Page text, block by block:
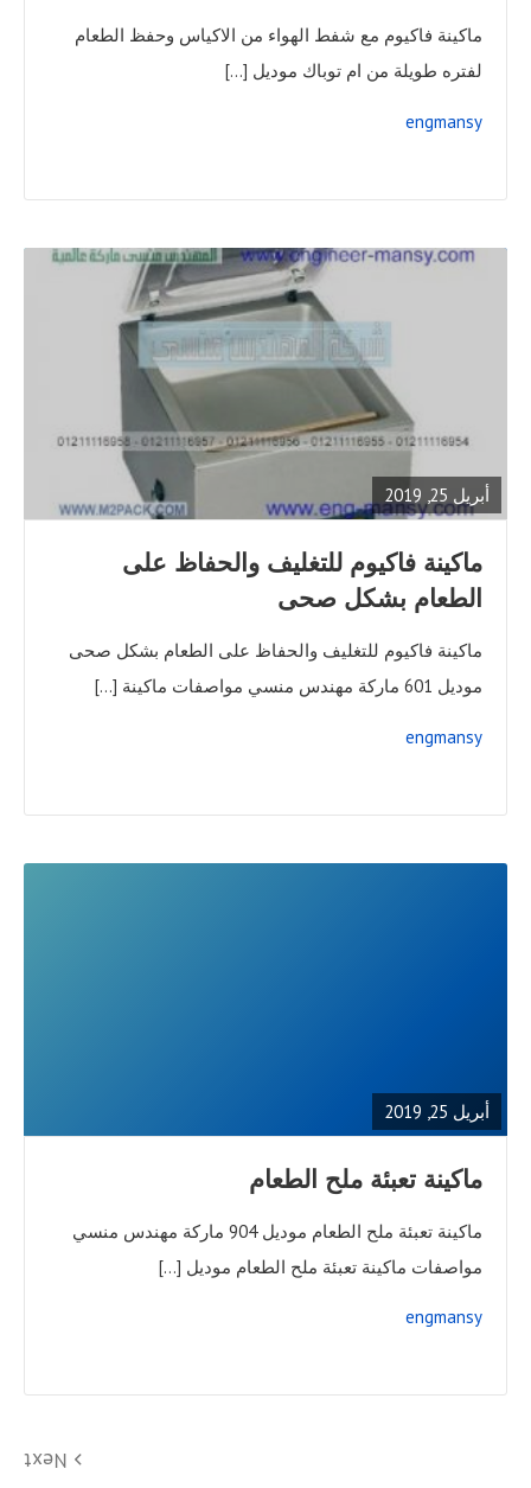
ماكينة فاكيوم مع شفط الهواء من الاكياس وحفظ الطعام
لفتره طويلة من ام توباك موديل […]
engmansy
أبريل 25, 2019
FULL
POST
ماكينة فاكيوم للتغليف والحفاظ على
الطعام بشكل صحى
ماكينة فاكيوم للتغليف والحفاظ على الطعام بشكل صحى
موديل 601 ماركة مهندس منسي مواصفات ماكينة […]
engmansy
أبريل 25, 2019
ماكينة تعبئة ملح الطعام
ماكينة تعبئة ملح الطعام موديل 904 ماركة مهندس منسي
مواصفات ماكينة تعبئة ملح الطعام موديل […]
engmansy
Next
Next